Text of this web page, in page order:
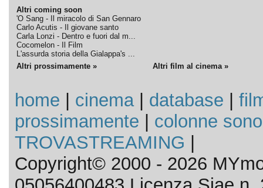
Altri coming soon
'O Sang - Il miracolo di San Gennaro
Carlo Acutis - Il giovane santo
Carla Lonzi - Dentro e fuori dal m...
Cocomelon - Il Film
L'assurda storia della Gialappa's ...
Altri prossimamente » Altri film al cinema »
home cinema| database
prossimamente
colonne
TROVASTREAMING
Copyright© 2000 - 2026